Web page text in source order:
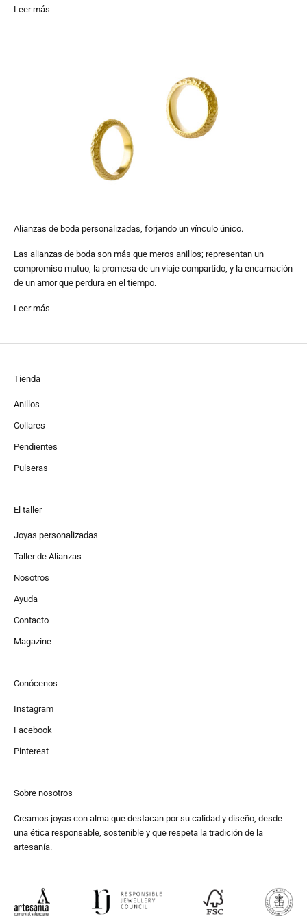
Leer más
Alianzas de boda personalizadas, forjando un vínculo único.
Las alianzas de boda son más que meros anillos; representan un
compromiso mutuo, la promesa de un viaje compartido, y la encarnación
de un amor que perdura en el tiempo.
Leer más
Tienda
Anillos
Collares
Pendientes
Pulseras
El taller
Joyas personalizadas
Taller de Alianzas
Nosotros
Ayuda
Contacto
Magazine
Conócenos
Instagram
Facebook
Pinterest
Sobre nosotros
Creamos joyas con alma que destacan por su calidad y diseño, desde
una ética responsable, sostenible y que respeta la tradición de la
artesanía.